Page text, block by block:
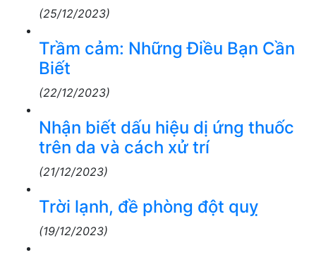
(25/12/2023)
Trầm cảm: Những Điều Bạn Cần
Biết
(22/12/2023)
Nhận biết dấu hiệu dị ứng thuốc
trên da và cách xử trí
(21/12/2023)
Trời lạnh, đề phòng đột quỵ
(19/12/2023)